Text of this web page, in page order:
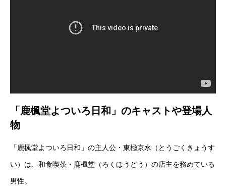
「鹿楓堂よついろ日和」のキャストや登場人
物
「鹿楓堂よついろ日和」の主人公・東極京水（とうごくきょうす
い）は、和食喫茶・鹿楓堂（ろくほうどう）の店主を務めている
男性。